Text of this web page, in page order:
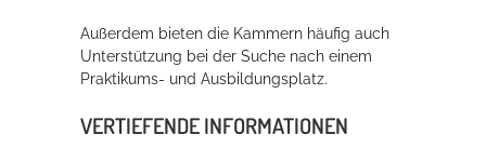
Außerdem bieten die Kammern häufig auch
Unterstützung bei der Suche nach einem
Praktikums- und Ausbildungsplatz.
VERTIEFENDE INFORMATIONEN